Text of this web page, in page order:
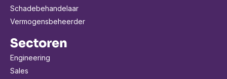
Schadebehandelaar
Vermogensbeheerder
Sectoren
Engineering
Sales